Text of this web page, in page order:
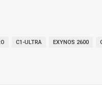
C1-ULTRA EXYNOS 2600